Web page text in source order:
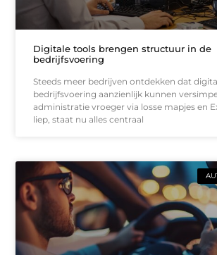
Digitale tools brengen structuur in de
bedrijfsvoering
Steeds meer bedrijven ontdekken dat
bedrijfsvoering aanzienlijk kunnen
administratie vroeger via losse mapjes en
liep, staat nu alles centraal